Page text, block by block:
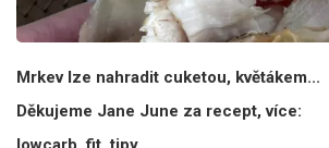
Mrkev lze nahradit cuketou, květákem...
Děkujeme Jane June za recept, více: